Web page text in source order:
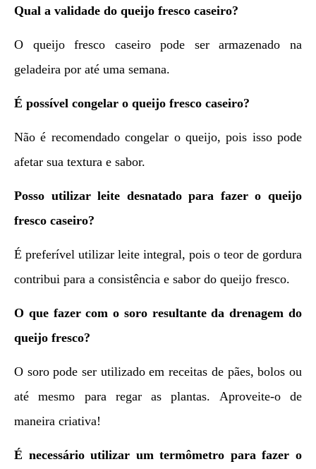
Qual a validade do queijo fresco caseiro?
O queijo fresco caseiro pode ser armazenado na
geladeira por até uma semana.
É possível congelar o queijo fresco caseiro?
Não é recomendado congelar o queijo, pois isso pode
afetar sua textura e sabor.
Posso utilizar leite desnatado para fazer o queijo
fresco caseiro?
É preferível utilizar leite integral, pois o teor de gordura
contribui para a consistência e sabor do queijo fresco.
O que fazer com o soro resultante da drenagem do
queijo fresco?
O soro pode ser utilizado em receitas de pães, bolos ou
até mesmo para regar as plantas. Aproveite-o de
maneira criativa!
É necessário utilizar um termômetro para fazer o